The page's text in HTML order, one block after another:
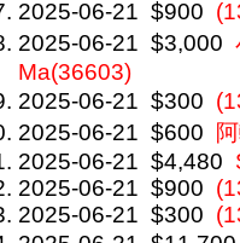
2025-06-21 $900
2025-06-21 $3,000
Ma(36603)
2025-06-21 $300
2025-06-21 $600
2025-06-21 $4,480
2025-06-21 $900
2025-06-21 $300